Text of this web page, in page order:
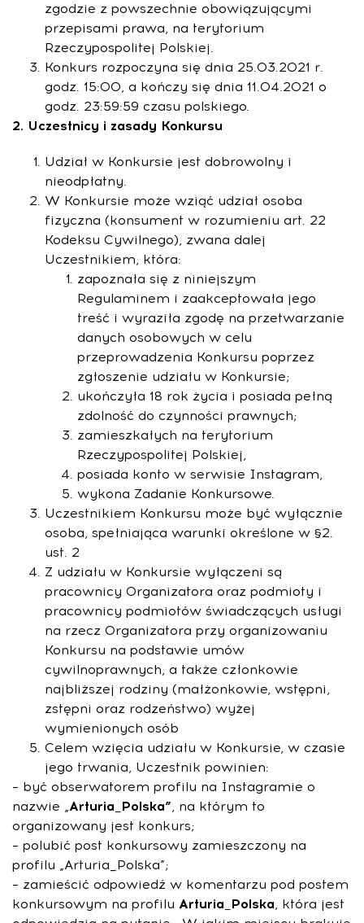
zgodzie z powszechnie obowiązującymi
przepisami prawa, na terytorium
Rzeczypospolitej Polskiej.
Konkurs rozpoczyna się dnia 25.03.2021 r.
godz. 15:00, a kończy się dnia 11.04.2021 o
godz. 23:59:59 czasu polskiego.
2. Uczestnicy i zasady Konkursu
Udział w Konkursie jest dobrowolny i
nieodpłatny.
W Konkursie może wziąć udział osoba
fizyczna (konsument w rozumieniu art. 22
Kodeksu Cywilnego), zwana dalej
Uczestnikiem, która:
zapoznała się z niniejszym
Regulaminem i zaakceptowała jego
treść i wyraziła zgodę na przetwarzanie
danych osobowych w celu
przeprowadzenia Konkursu poprzez
zgłoszenie udziału w Konkursie;
ukończyła 18 rok życia i posiada pełną
zdolność do czynności prawnych;
zamieszkałych na terytorium
Rzeczypospolitej Polskiej,
posiada konto w serwisie Instagram,
wykona Zadanie Konkursowe.
Uczestnikiem Konkursu może być wyłącznie
osoba, spełniająca warunki określone w §2.
ust. 2
Z udziału w Konkursie wyłączeni są
pracownicy Organizatora oraz podmioty i
pracownicy podmiotów świadczących usługi
na rzecz Organizatora przy organizowaniu
Konkursu na podstawie umów
cywilnoprawnych, a także członkowie
najbliższej rodziny (małżonkowie, wstępni,
zstępni oraz rodzeństwo) wyżej
wymienionych osób
Celem wzięcia udziału w Konkursie, w czasie
jego trwania, Uczestnik powinien:
– być obserwatorem profilu na Instagramie o
nazwie „Arturia_Polska”, na którym to
organizowany jest konkurs;
– polubić post konkursowy zamieszczony na
profilu „Arturia_Polska”;
– zamieścić odpowiedź w komentarzu pod postem
konkursowym na profilu Arturia_Polska, która jest